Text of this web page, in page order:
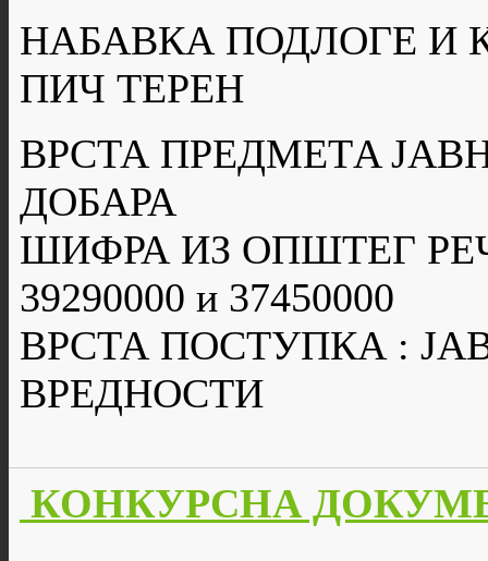
НАБАВКА ПОДЛОГЕ И
ПИЧ ТЕРЕН
ВРСТА ПРЕДМЕТA
ДОБАРА
ШИФРА ИЗ ОПШТЕГ
39290000 и 37450000
ВРСТА ПОСТУПКА :
ВРЕДНОСТИ
КОНКУРСНА